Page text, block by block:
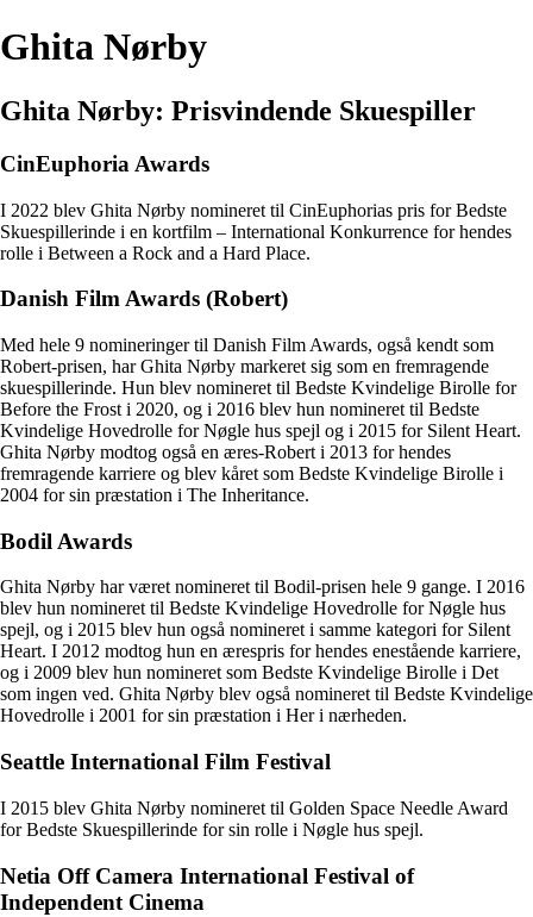
Ghita Nørby
Ghita Nørby: Prisvindende Skuespiller
CinEuphoria Awards
I 2022 blev Ghita Nørby nomineret til CinEuphorias pris for Bedste
Skuespillerinde i en kortfilm – International Konkurrence for hendes
rolle i Between a Rock and a Hard Place.
Danish Film Awards (Robert)
Med hele 9 nomineringer til Danish Film Awards, også kendt som
Robert-prisen, har Ghita Nørby markeret sig som en fremragende
skuespillerinde. Hun blev nomineret til Bedste Kvindelige Birolle for
Before the Frost i 2020, og i 2016 blev hun nomineret til Bedste
Kvindelige Hovedrolle for Nøgle hus spejl og i 2015 for Silent Heart.
Ghita Nørby modtog også en æres-Robert i 2013 for hendes
fremragende karriere og blev kåret som Bedste Kvindelige Birolle i
2004 for sin præstation i The Inheritance.
Bodil Awards
Ghita Nørby har været nomineret til Bodil-prisen hele 9 gange. I 2016
blev hun nomineret til Bedste Kvindelige Hovedrolle for Nøgle hus
spejl, og i 2015 blev hun også nomineret i samme kategori for Silent
Heart. I 2012 modtog hun en ærespris for hendes enestående karriere,
og i 2009 blev hun nomineret som Bedste Kvindelige Birolle i Det
som ingen ved. Ghita Nørby blev også nomineret til Bedste Kvindelige
Hovedrolle i 2001 for sin præstation i Her i nærheden.
Seattle International Film Festival
I 2015 blev Ghita Nørby nomineret til Golden Space Needle Award
for Bedste Skuespillerinde for sin rolle i Nøgle hus spejl.
Netia Off Camera International Festival of
Independent Cinema